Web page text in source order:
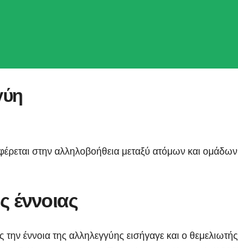
στην αλληλοβοήθεια μεταξύ ατόμων και
έννοιας
έννοια της αλληλεγγύης εισήγαγε και ο